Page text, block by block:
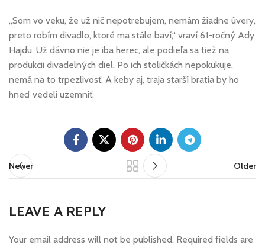
„Som vo veku, že už nič nepotrebujem, nemám žiadne úvery,
preto robím divadlo, ktoré ma stále baví,“ vraví 61-ročný Ady
Hajdu. Už dávno nie je iba herec, ale podieľa sa tiež na
produkcii divadelných diel. Po ich stoličkách nepokukuje,
nemá na to trpezlivosť. A keby aj, traja starší bratia by ho
hneď vedeli uzemniť.
Newer Older
LEAVE A REPLY
Your email address will not be published. Required fields are